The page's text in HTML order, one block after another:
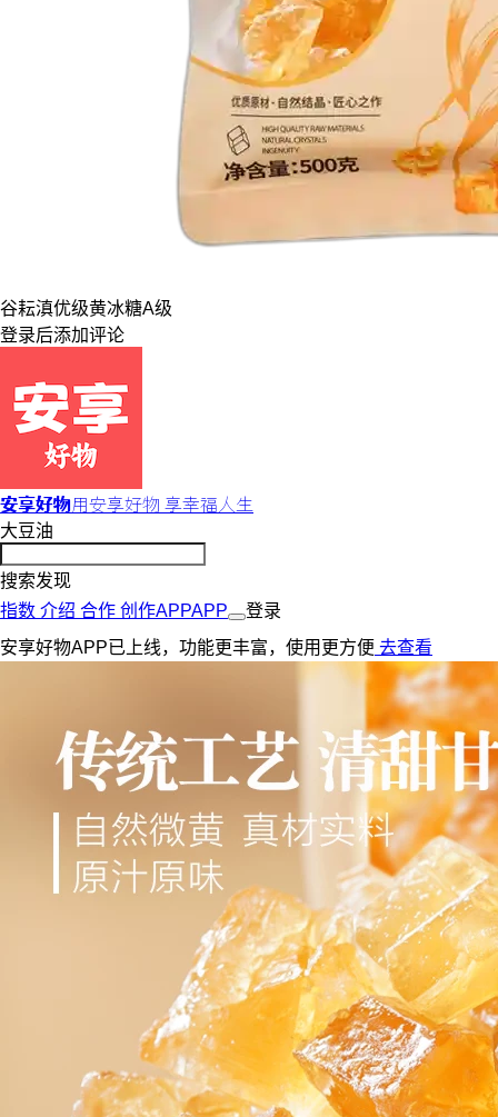
谷耘滇优级黄冰糖A级
登录后添加评论
安享好物用安享好物 享幸福人生
大豆油
搜索发现
指数 介绍 合作 创作APPAPP
登录
安享好物APP已上线，功能更丰富，使用更方便 去查看